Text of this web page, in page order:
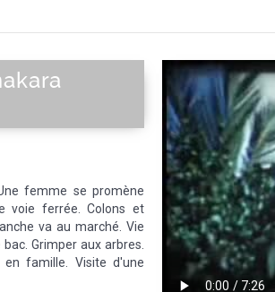
femme se promène
voie ferrée. Colons et
va au marché. Vie
Grimper aux arbres.
famille. Visite d'une